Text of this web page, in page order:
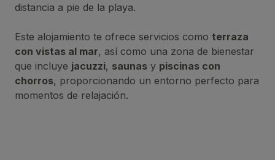
distancia a pie de la playa.
Este alojamiento te ofrece servicios como terraza
con vistas al mar, así como una zona de bienestar
que incluye jacuzzi, saunas y piscinas con
chorros, proporcionando un entorno perfecto para
momentos de relajación.